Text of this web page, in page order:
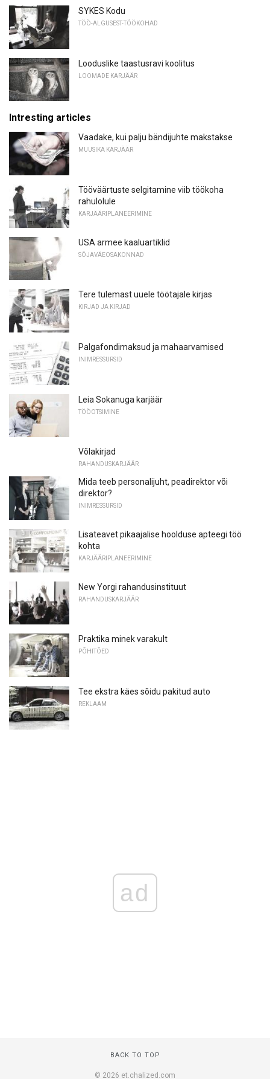
SYKES Kodu
TÖÖ-ALGUSEST-TÖÖKOHAD
Looduslike taastusravi koolitus
LOOMADE KARJÄÄR
Intresting articles
Vaadake, kui palju bändijuhte makstakse
MUUSIKA KARJÄÄR
Tööväärtuste selgitamine viib töökoha
rahulolule
KARJÄÄRIPLANEERIMINE
USA armee kaaluartiklid
SÕJAVÄEOSAKONNAD
Tere tulemast uuele töötajale kirjas
KIRJAD JA KIRJAD
Palgafondimaksud ja mahaarvamised
INIMRESSURSID
Leia Sokanuga karjäär
TÖÖOTSIMINE
Võlakirjad
RAHANDUSKARJÄÄR
Mida teeb personalijuht, peadirektor või
direktor?
INIMRESSURSID
Lisateavet pikaajalise hoolduse apteegi töö
kohta
KARJÄÄRIPLANEERIMINE
New Yorgi rahandusinstituut
RAHANDUSKARJÄÄR
Praktika minek varakult
PÕHITÕED
Tee ekstra käes sõidu pakitud auto
REKLAAM
ad
BACK TO TOP
© 2026 et.chalized.com